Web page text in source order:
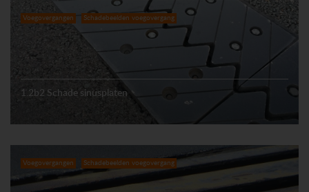
Voegovergangen Schadebeelden voegovergang
1.2b2 Schade sinusplaten
Voegovergangen Schadebeelden voegovergang